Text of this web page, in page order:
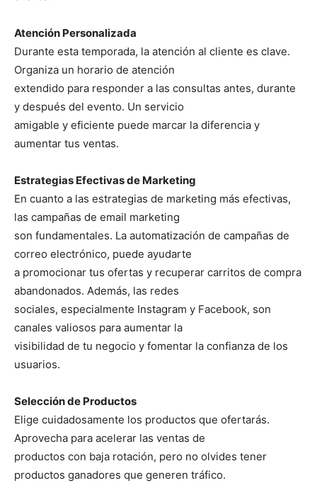
Atención Personalizada
Durante esta temporada, la atención al cliente es clave.
Organiza un horario de atención
extendido para responder a las consultas antes, durante
y después del evento. Un servicio
amigable y eficiente puede marcar la diferencia y
aumentar tus ventas.
Estrategias Efectivas de Marketing
En cuanto a las estrategias de marketing más efectivas,
las campañas de email marketing
son fundamentales. La automatización de campañas de
correo electrónico, puede ayudarte
a promocionar tus ofertas y recuperar carritos de compra
abandonados. Además, las redes
sociales, especialmente Instagram y Facebook, son
canales valiosos para aumentar la
visibilidad de tu negocio y fomentar la confianza de los
usuarios.
Selección de Productos
Elige cuidadosamente los productos que ofertarás.
Aprovecha para acelerar las ventas de
productos con baja rotación, pero no olvides tener
productos ganadores que generen tráfico.